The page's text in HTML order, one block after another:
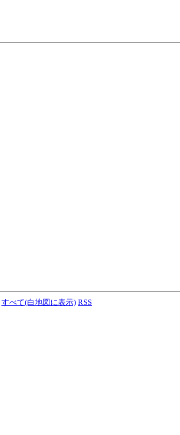
すべて(白地図に表示) RSS